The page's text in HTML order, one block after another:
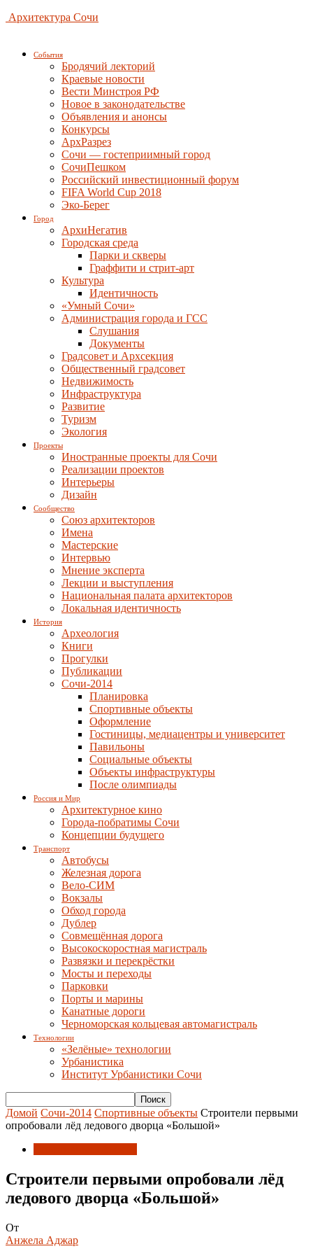
Архитектура Сочи
События
Бродячий лекторий
Краевые новости
Вести Минстроя РФ
Новое в законодательстве
Объявления и анонсы
Конкурсы
АрхРазрез
Сочи — гостеприимный город
СочиПешком
Российский инвестиционный форум
FIFA World Cup 2018
Эко-Берег
Город
АрхиНегатив
Городская среда
Парки и скверы
Граффити и стрит-арт
Культура
Идентичность
«Умный Сочи»
Администрация города и ГСС
Слушания
Документы
Градсовет и Архсекция
Общественный градсовет
Недвижимость
Инфраструктура
Развитие
Туризм
Экология
Проекты
Иностранные проекты для Сочи
Реализации проектов
Интерьеры
Дизайн
Сообщество
Союз архитекторов
Имена
Мастерские
Интервью
Мнение эксперта
Лекции и выступления
Национальная палата архитекторов
Локальная идентичность
История
Археология
Книги
Прогулки
Публикации
Сочи-2014
Планировка
Спортивные объекты
Оформление
Гостиницы, медиацентры и университет
Павильоны
Социальные объекты
Объекты инфраструктуры
После олимпиады
Россия и Мир
Архитектурное кино
Города-побратимы Сочи
Концепции будущего
Транспорт
Автобусы
Железная дорога
Вело-СИМ
Вокзалы
Обход города
Дублер
Совмещённая дорога
Высокоскоростная магистраль
Развязки и перекрёстки
Мосты и переходы
Парковки
Порты и марины
Канатные дороги
Черноморская кольцевая автомагистраль
Технологии
«Зелёные» технологии
Урбанистика
Институт Урбанистики Сочи
Домой Сочи-2014 Спортивные объекты Строители первыми
опробовали лёд ледового дворца «Большой»
Строители первыми опробовали лёд
ледового дворца «Большой»
От
Анжела Аджар